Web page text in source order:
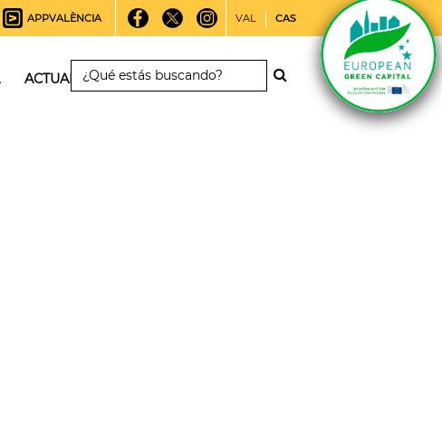
APPVALÈNCIA VAL CAS
ACTUALIDAD